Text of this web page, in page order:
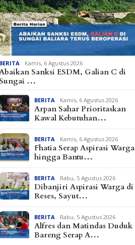
BERITA Kamis, 6 Agustus 2026
Sanksi ESDM, Galian C di
Sungai …
BERITA Kamis, 6 Agustus 2026
Arpan Sahar Prioritaskan
Kawal Kebutuhan…
BERITA Kamis, 6 Agustus 2026
Fhatia Serap Aspirasi Warga
hingga Bantu…
BERITA Rabu, 5 Agustus 2026
Dibanjiri Aspirasi Warga di
Reses, Sayut…
BERITA Rabu, 5 Agustus 2026
Alfres dan Matindas Duduk
Bareng Serap A…